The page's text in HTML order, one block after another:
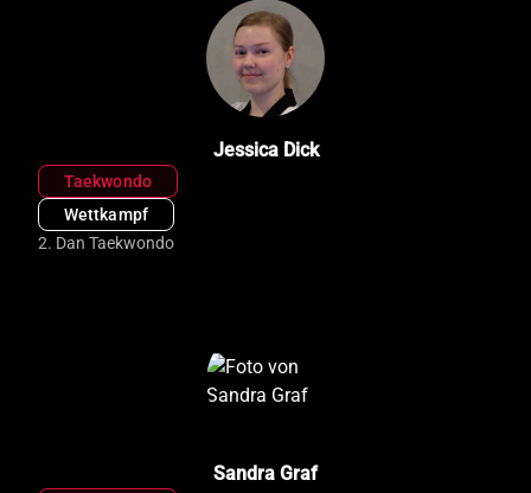
Jessica Dick
Taekwondo
Wettkampf
2. Dan Taekwondo
Sandra Graf